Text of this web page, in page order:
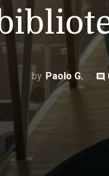
Paolo G. comment